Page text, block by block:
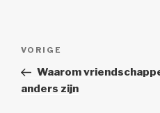
Vorig
bericht
VORIGE
Waarom
anders zijn